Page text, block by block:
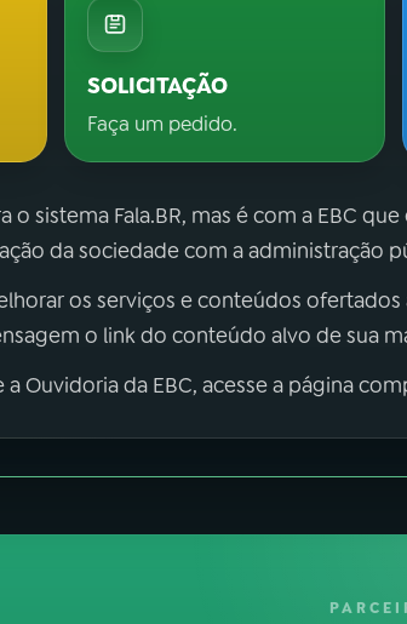
SOLICITAÇÃO
Faça um pedido.
sistema Fala.BR, mas é com a EBC
da sociedade com a administração
os serviços e conteúdos
o link do conteúdo alvo de sua
Ouvidoria da EBC, acesse a página